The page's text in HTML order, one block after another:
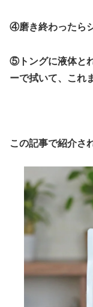
④磨き終わったら
⑤トングに液体と
ーで拭いて、これ
この記事で紹介さ